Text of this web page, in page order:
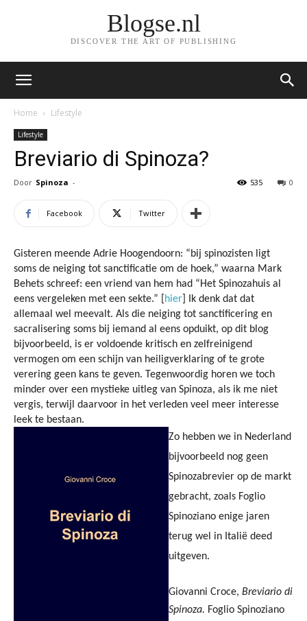
Blogse.nl
DISCOVER THE ART OF PUBLISHING
Home Lifestyle
Lifestyle
Breviario di Spinoza?
Door Spinoza - 0
535
Facebook Twitter
Gisteren meende Adrie Hoogendoorn: “bij spinozisten ligt
soms de neiging tot sanctificatie om de hoek,” waarna Mark
Behets schreef: een vriend van hem had “Het Spinozahuis al
eens vergeleken met een sekte.” [
hier ] Ik denk dat dat
allemaal wel meevalt. Als die neiging tot sanctificering en
sacralisering soms bij iemand al eens opduikt, op dit blog
bijvoorbeeld, is er voldoende kritisch en zelfreinigend
vermogen om een schijn van heiligverklaring of te grote
verering geen kans te geven. Tegenwoordig horen we toch
minder over een mystieke uitleg van Spinoza, als ik me niet
vergis, terwijl daarvoor in het verleden veel meer interesse
leek te bestaan.
Zo hebben we in Nederland
bijvoorbeeld nog geen
Spinozabrevier op de markt
gebracht, zoals Foglio
Spinoziano enige jaren
terug wel in Italië deed
uitgeven.
Giovanni Croce, Breviario di
Spinoza. Foglio Spinoziano